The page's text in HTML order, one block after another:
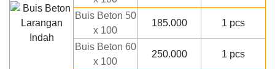
Buis Beton 50
x 100
185.000 1 pcs
Buis Beton 60
x 100
250.000 1 pcs